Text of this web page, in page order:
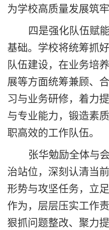
为学校高质量发展筑
四是强化队伍赋
基础。学校将统筹抓
队伍建设，在业务培
展等方面统筹兼顾、
习与业务研修，着力
与专业能力，锻造素
职高效的工作队伍。
张华勉励全体与
治站位，深刻认清当
形势与攻坚任务，立
作为，层层压实工作
狠抓问题整改、聚力